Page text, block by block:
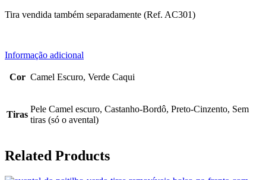
Tira vendida também separadamente (Ref. AC301)
Informação adicional
Cor Camel Escuro, Verde Caqui
Tiras
Pele Camel escuro, Castanho-Bordô, Preto-Cinzento, Sem
tiras (só o avental)
Related Products